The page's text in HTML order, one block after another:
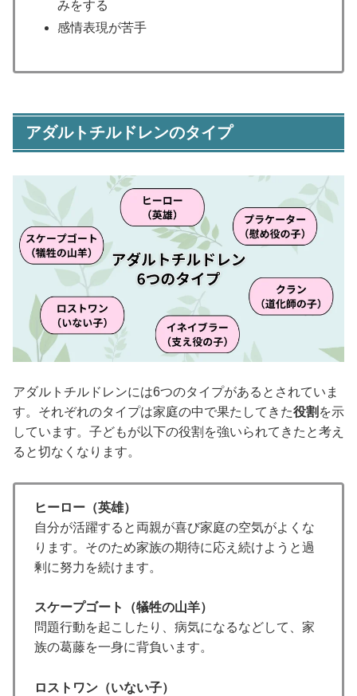
みをする
感情表現が苦手
アダルトチルドレンのタイプ
アダルトチルドレンには6つのタイプがあるとされていま
す。それぞれのタイプは家庭の中で果たしてきた役割 を示
しています。子どもが以下の役割を強いられてきたと考え
ると切なくなります。
ヒーロー（英雄）
自分が活躍すると両親が喜び家庭の空気がよくな
ります。そのため家族の期待に応え続けようと過
剰に努力を続けます。
スケープゴート（犠牲の山羊）
問題行動を起こしたり、病気になるなどして、家
族の葛藤を一身に背負います。
ロストワン（いない子）